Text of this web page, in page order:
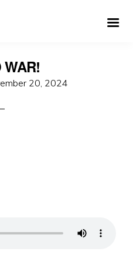
20, 2024